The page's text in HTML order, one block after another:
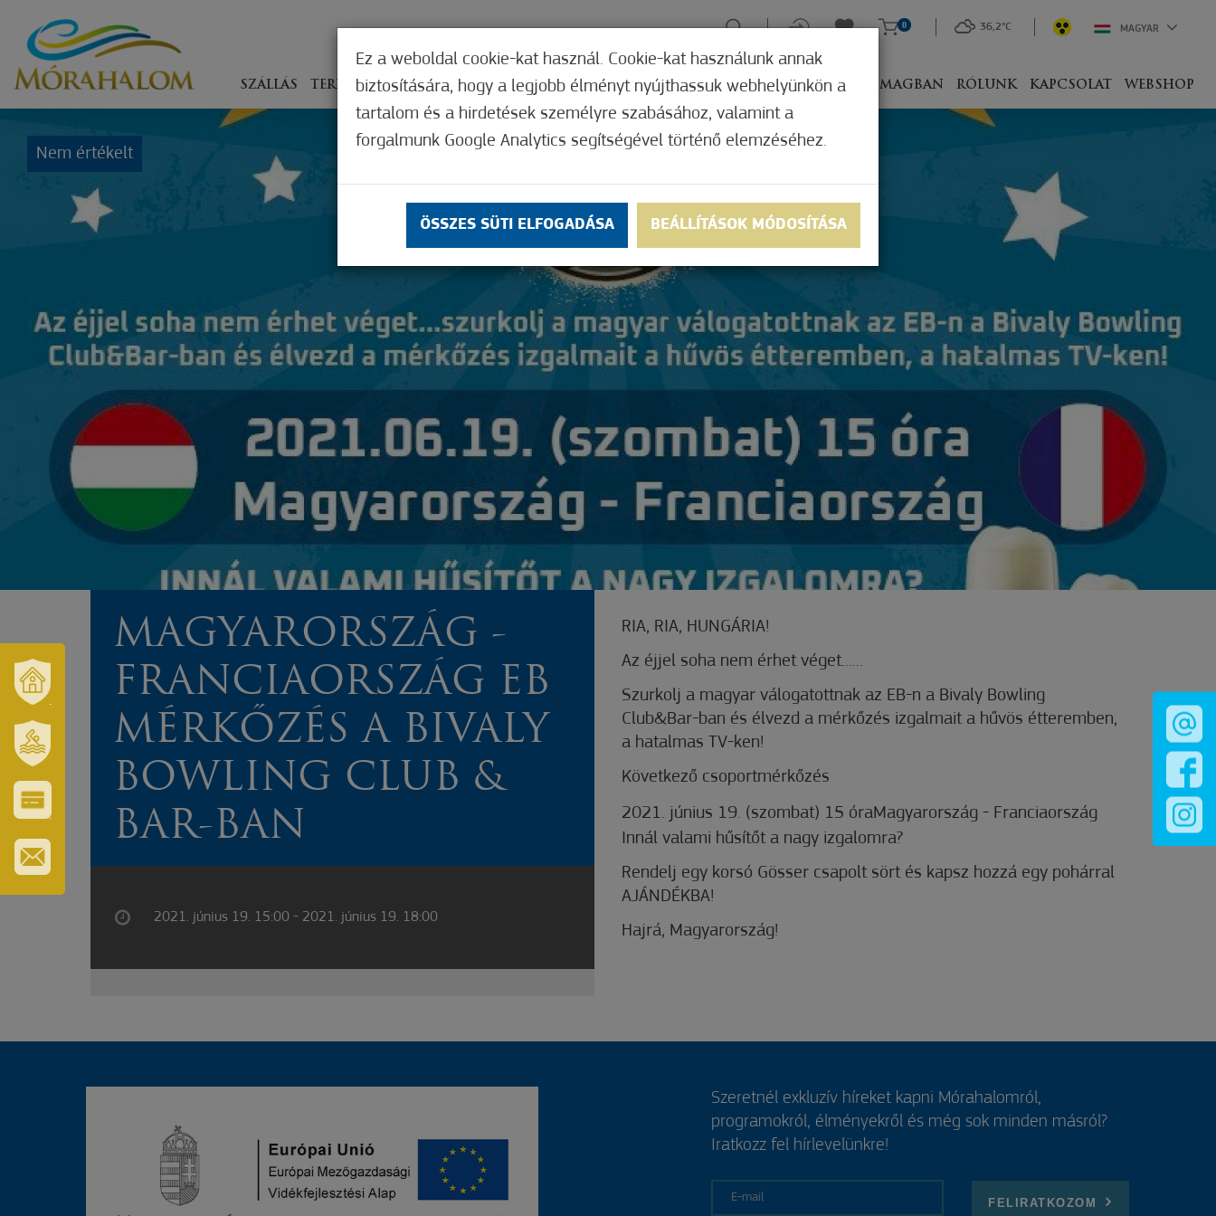
ÉS
TÉRSÉGÜNK
ERZSÉBET
GYÓGYFÜRDŐ
ÉS
TURISZTIKAI
KÁRTYA
HÍRLEVELÜNKRE
SZÁLLÁS TERÍTÉKEN ÉLMÉNYSZERZÉS ZÖLD FÓKUSZ GYÓGYHELY MERRE, MIVEL CSOMAGBAN RÓLUNK KAPCSOLAT WEBSHOP
0 36,2°C MAGYAR
Nem értékelt
MAGYARORSZÁG -
FRANCIAORSZÁG EB
MÉRKŐZÉS A BIVALY
BOWLING CLUB &
BAR-BAN
2021. június 19. 15:00 - 2021. június 19. 18:00
RIA, RIA, HUNGÁRIA!
Az éjjel soha nem érhet véget......
Szurkolj a magyar válogatottnak az EB-n a Bivaly Bowling
Club&Bar-ban és élvezd a mérkőzés izgalmait a hűvös étteremben,
a hatalmas TV-ken!
Következő csoportmérkőzés
2021. június 19. (szombat) 15 óraMagyarország - Franciaország
Innál valami hűsítőt a nagy izgalomra?
Rendelj egy korsó Gösser csapolt sört és kapsz hozzá egy pohárral
AJÁNDÉKBA!
Hajrá, Magyarország!
Ez a weboldal cookie-kat használ. Cookie-kat használunk annak
biztosítására, hogy a legjobb élményt nyújthassuk webhelyünkön a
tartalom és a hirdetések személyre szabásához, valamint a
forgalmunk Google Analytics segítségével történő elemzéséhez.
ÖSSZES SÜTI ELFOGADÁSA BEÁLLÍTÁSOK MÓDOSÍTÁSA
Szeretnél exkluzív híreket kapni Mórahalomról,
programokról, élményekről és még sok minden másról?
Iratkozz fel hírlevelünkre!
FELIRATKOZOM